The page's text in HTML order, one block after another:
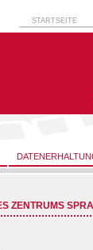
STARTSEITE
ZENTRUMS